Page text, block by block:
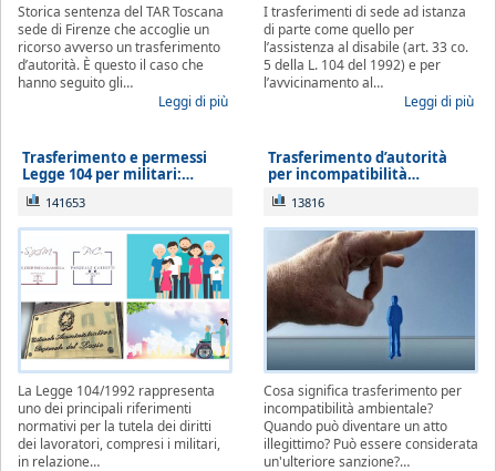
Storica sentenza del TAR Toscana
sede di Firenze che accoglie un
ricorso avverso un trasferimento
d’autorità. È questo il caso che
hanno seguito gli…
Leggi di più
I trasferimenti di sede ad istanza
di parte come quello per
l’assistenza al disabile (art. 33 co.
5 della L. 104 del 1992) e per
l’avvicinamento al…
Leggi di più
Trasferimento e permessi
Legge 104 per militari:…
141653
La Legge 104/1992 rappresenta
uno dei principali riferimenti
normativi per la tutela dei diritti
dei lavoratori, compresi i militari,
in relazione…
Trasferimento d’autorità
per incompatibilità…
13816
Cosa significa trasferimento per
incompatibilità ambientale?
Quando può diventare un atto
illegittimo? Può essere considerata
un'ulteriore sanzione?…